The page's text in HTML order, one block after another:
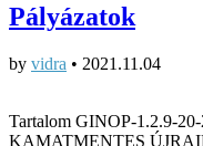
Pályázatok
by vidra • 2021.11.04
Tartalom GINOP-1.2.9-
KAMATMENTES